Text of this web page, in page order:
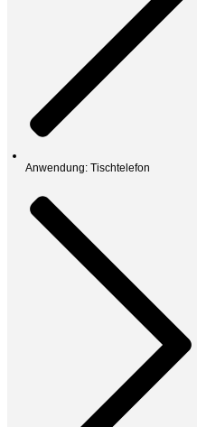
Anwendung: Tischtelefon